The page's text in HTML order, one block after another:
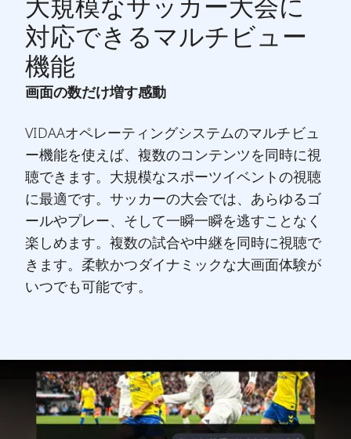
対応できるマルチビュー
機能
画面の数だけ増す感動
VIDAAオペレーティングシステムのマルチビュ
ー機能を使えば、複数のコンテンツを同時に視
聴できます。大規模なスポーツイベントの視聴
に最適です。サッカーの大会では、あらゆるゴ
ールやプレー、そして一瞬一瞬を逃すことなく
楽しめます。複数の試合や中継を同時に視聴で
きます。柔軟かつダイナミックな大画面体験が
いつでも可能です。